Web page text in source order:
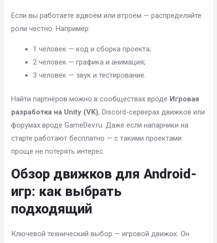
Если вы работаете вдвоём или втроём — распределяйте
роли честно. Например:
1 человек — код и сборка проекта;
2 человек — графика и анимация;
3 человек — звук и тестирование.
Найти партнёров можно в сообществах вроде Игровая
разработка на Unity (VK), Discord-серверах движков или
форумах вроде GameDev.ru. Даже если напарники на
старте работают бесплатно — с такими проектами
проще не потерять интерес.
Обзор движков для Android-
игр: как выбрать
подходящий
Ключевой технический выбор — игровой движок. Он